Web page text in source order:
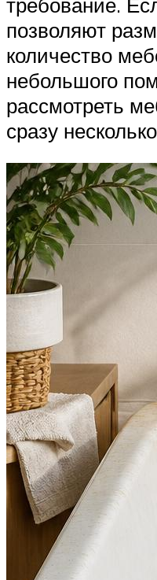
позволяют
количество
небольшого
рассмотреть
сразу